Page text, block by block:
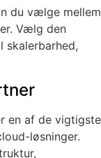
du vælge mellem
Vælg den
skalerbarhed,
en af de vigtigste
løsninger.